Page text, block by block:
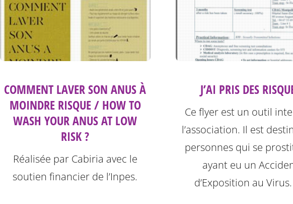
COMMENT LAVER SON ANUS À
MOINDRE RISQUE / HOW TO
WASH YOUR ANUS AT LOW
RISK ?
Réalisée par Cabiria avec le
soutien financier de l’Inpes.
J’AI PRIS DES
Ce flyer est un outil
l’association. Il est
personnes qui se
ayant eu un
d’Exposition au